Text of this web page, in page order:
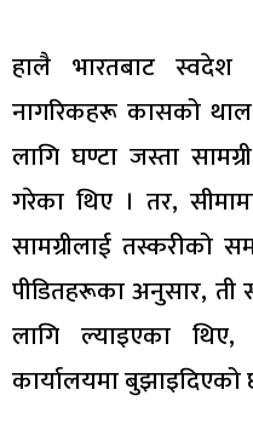
हालै भारतबाट
नागरिकहरू कासको
लागि घण्टा जस्ता
गरेका थिए । तर,
सामग्रीलाई तस्करीको
पीडितहरूका अनुसार, ती
लागि ल्याइएका थिए,
कार्यालयमा बुझाइदिएको